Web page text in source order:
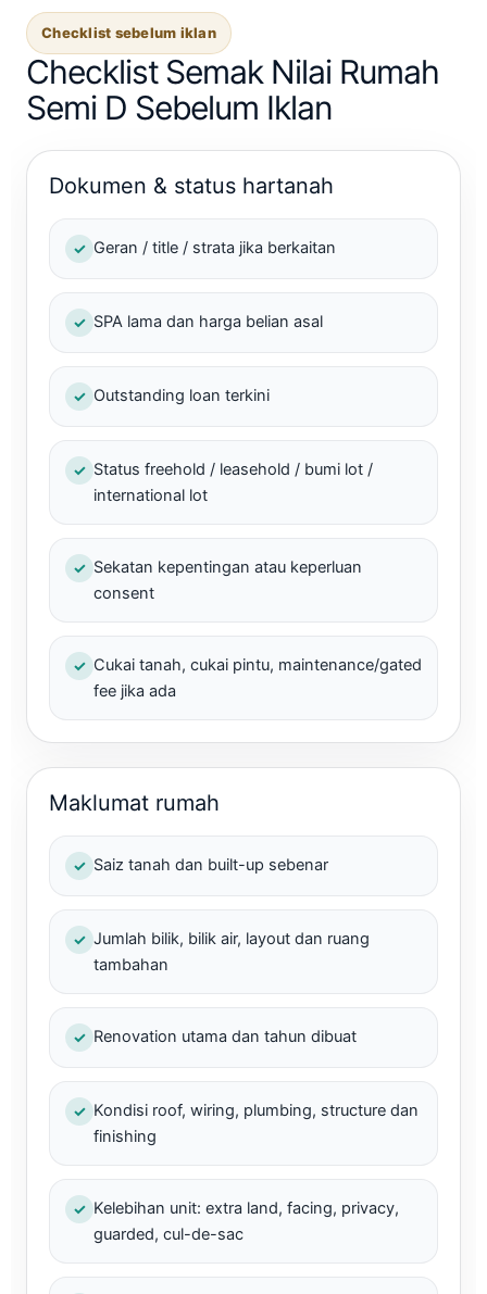
Checklist sebelum iklan
Checklist Semak Nilai Rumah
Semi D Sebelum Iklan
Dokumen & status hartanah
✓ Geran / title / strata jika berkaitan
✓ SPA lama dan harga belian asal
✓ Outstanding loan terkini
✓ Status freehold / leasehold / bumi lot /
international lot
✓ Sekatan kepentingan atau keperluan
consent
✓ Cukai tanah, cukai pintu, maintenance/gated
fee jika ada
Maklumat rumah
✓ Saiz tanah dan built-up sebenar
✓ Jumlah bilik, bilik air, layout dan ruang
tambahan
✓ Renovation utama dan tahun dibuat
✓ Kondisi roof, wiring, plumbing, structure dan
finishing
✓ Kelebihan unit: extra land, facing, privacy,
guarded, cul-de-sac